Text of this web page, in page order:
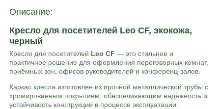
Описание:
Кресло для посетителей Leo CF, экокожа,
черный
Кресло для посетителей Leo CF — это стильное и
практичное решение для оформления переговорных комнат,
приёмных зон, офисов руководителей и конференц-залов.
Каркас кресла изготовлен из прочной металлической трубы с
хромированным покрытием, обеспечивающим надёжность и
устойчивость конструкции в процессе эксплуатации.